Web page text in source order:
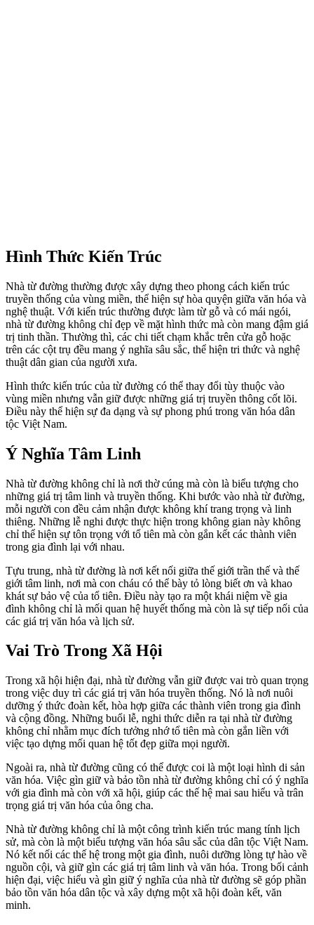
Hình Thức Kiến Trúc
Nhà từ đường thường được xây dựng theo phong cách kiến trúc
truyền thống của vùng miền, thể hiện sự hòa quyện giữa văn hóa và
nghệ thuật. Với kiến trúc thường được làm từ gỗ và có mái ngói,
nhà từ đường không chỉ đẹp về mặt hình thức mà còn mang đậm giá
trị tinh thần. Thường thì, các chi tiết chạm khắc trên cửa gỗ hoặc
trên các cột trụ đều mang ý nghĩa sâu sắc, thể hiện tri thức và nghệ
thuật dân gian của người xưa.
Hình thức kiến trúc của từ đường có thể thay đổi tùy thuộc vào
vùng miền nhưng vẫn giữ được những giá trị truyền thông cốt lõi.
Điều này thể hiện sự đa dạng và sự phong phú trong văn hóa dân
tộc Việt Nam.
Ý Nghĩa Tâm Linh
Nhà từ đường không chỉ là nơi thờ cúng mà còn là biểu tượng cho
những giá trị tâm linh và truyền thống. Khi bước vào nhà từ đường,
mỗi người con đều cảm nhận được không khí trang trọng và linh
thiêng. Những lễ nghi được thực hiện trong không gian này không
chỉ thể hiện sự tôn trọng với tổ tiên mà còn gắn kết các thành viên
trong gia đình lại với nhau.
Tựu trung, nhà từ đường là nơi kết nối giữa thế giới trần thế và thế
giới tâm linh, nơi mà con cháu có thể bày tỏ lòng biết ơn và khao
khát sự bảo vệ của tổ tiên. Điều này tạo ra một khái niệm về gia
đình không chỉ là mối quan hệ huyết thống mà còn là sự tiếp nối của
các giá trị văn hóa và lịch sử.
Vai Trò Trong Xã Hội
Trong xã hội hiện đại, nhà từ đường vẫn giữ được vai trò quan trọng
trong việc duy trì các giá trị văn hóa truyền thống. Nó là nơi nuôi
dưỡng ý thức đoàn kết, hòa hợp giữa các thành viên trong gia đình
và cộng đồng. Những buổi lễ, nghi thức diễn ra tại nhà từ đường
không chỉ nhằm mục đích tưởng nhớ tổ tiên mà còn gắn liền với
việc tạo dựng mối quan hệ tốt đẹp giữa mọi người.
Ngoài ra, nhà từ đường cũng có thể được coi là một loại hình di sản
văn hóa. Việc gìn giữ và bảo tồn nhà từ đường không chỉ có ý nghĩa
với gia đình mà còn với xã hội, giúp các thế hệ mai sau hiểu và trân
trọng giá trị văn hóa của ông cha.
Nhà từ đường không chỉ là một công trình kiến trúc mang tính lịch
sử, mà còn là một biểu tượng văn hóa sâu sắc của dân tộc Việt Nam.
Nó kết nối các thế hệ trong một gia đình, nuôi dưỡng lòng tự hào về
nguồn cội, và giữ gìn các giá trị tâm linh và văn hóa. Trong bối cảnh
hiện đại, việc hiểu và gìn giữ ý nghĩa của nhà từ đường sẽ góp phần
bảo tồn văn hóa dân tộc và xây dựng một xã hội đoàn kết, văn
minh.